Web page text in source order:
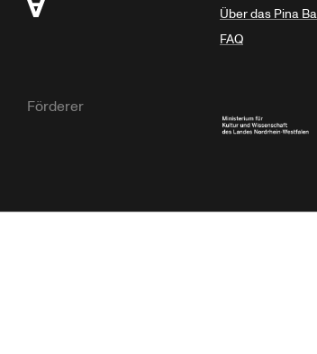
Über das Pina
FAQ
Förderer